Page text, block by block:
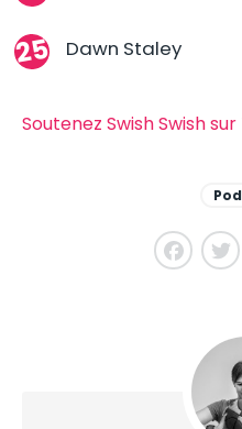
Dawn Staley
Soutenez Swish Swish